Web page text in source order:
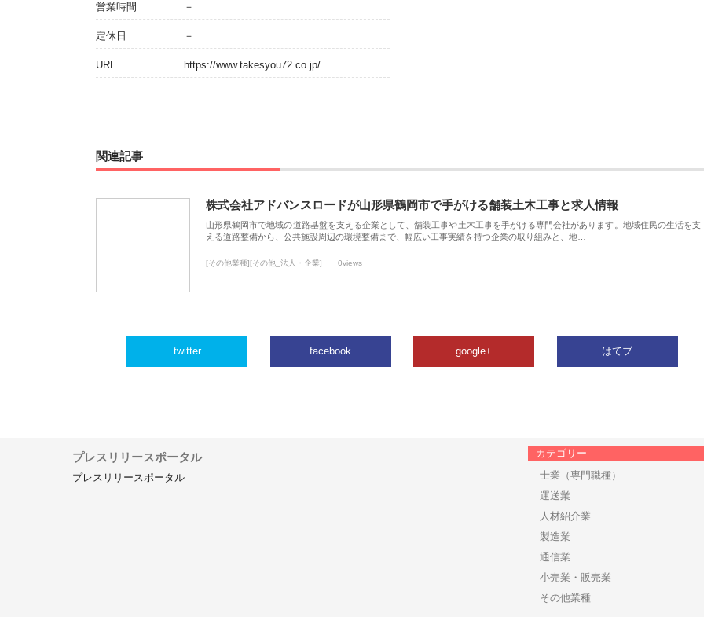
営業時間 －
定休日 －
URL https://www.takesyou72.co.jp/
関連記事
株式会社アドバンスロードが山形県鶴岡市で手がける舗装土木工事と求人情報
山形県鶴岡市で地域の道路基盤を支える企業として、舗装工事や土木工事を手がける専門会社があります。地域住民の生活を支
える道路整備から、公共施設周辺の環境整備まで、幅広い工事実績を持つ企業の取り組みと、地…
[その他業種][その他_法人・企業] 0views
twitter facebook google+ はてブ
プレスリリースポータル
プレスリリースポータル
カテゴリー
士業（専門職種）
運送業
人材紹介業
製造業
通信業
小売業・販売業
その他業種